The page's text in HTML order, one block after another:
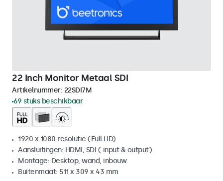
22 Inch Monitor Metaal SDI
Artikelnummer: 22SDI7M
69 stuks beschikbaar
1920 x 1080 resolutie (Full HD)
Aansluitingen: HDMI, SDI ( input & output)
Montage: Desktop, wand, inbouw
Buitenmaat: 511 x 309 x 43 mm